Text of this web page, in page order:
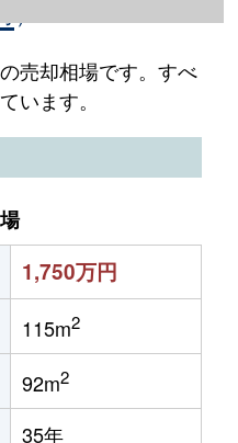
売却相場です。すべ
います。
1,750万円
115m2
92m2
35年